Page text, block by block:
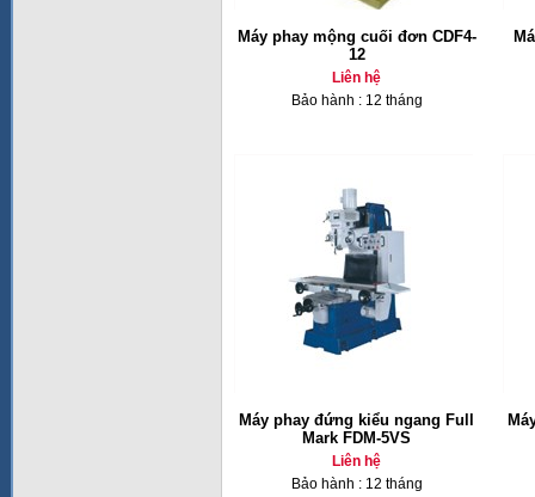
Máy phay mộng cuối đơn CDF4-
12
Liên hệ
Bảo hành : 12 tháng
Máy phay đứng kiểu ngang Full
Mark FDM-5VS
Liên hệ
Bảo hành : 12 tháng